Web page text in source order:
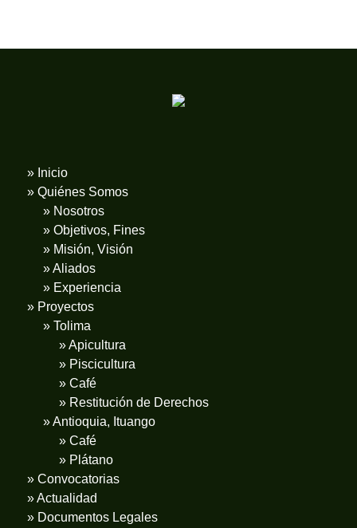
» Inicio
» Quiénes Somos
» Nosotros
» Objetivos, Fines
» Misión, Visión
» Aliados
» Experiencia
» Proyectos
» Tolima
» Apicultura
» Piscicultura
» Café
» Restitución de Derechos
» Antioquia, Ituango
» Café
» Plátano
» Convocatorias
» Actualidad
» Documentos Legales